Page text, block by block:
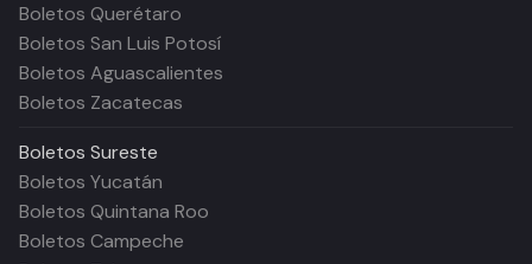
Boletos Querétaro
Boletos San Luis Potosí
Boletos Aguascalientes
Boletos Zacatecas
Boletos Sureste
Boletos Yucatán
Boletos Quintana Roo
Boletos Campeche